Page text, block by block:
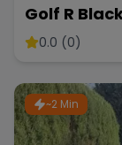
Golf R
0.0 (0)
~2 Min